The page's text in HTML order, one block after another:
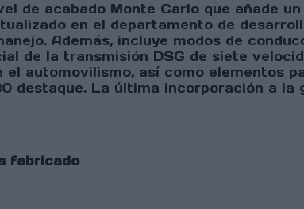
de acabado Monte Carlo que añade
en el departamento de
Además, incluye modos de
de la transmisión DSG de siete
automovilismo, así como elementos
destaque. La última incorporación a la
fabricado